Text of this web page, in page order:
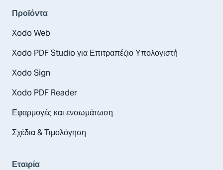
Προϊόντα
Xodo Web
Xodo PDF Studio για Επιτραπέζιο Υπολογιστή
Xodo Sign
Xodo PDF Reader
Εφαρμογές και ενσωμάτωση
Σχέδια & Τιμολόγηση
Εταιρία